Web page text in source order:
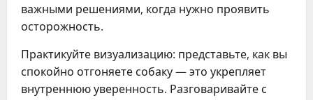
важными решениями, когда нужно проявить
осторожность.
Практикуйте визуализацию: представьте, как вы
спокойно отгоняете собаку — это укрепляет
внутреннюю уверенность. Разговаривайте с